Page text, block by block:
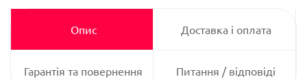
Опис Доставка і оплата
Гарантія та повернення Питання / відповіді